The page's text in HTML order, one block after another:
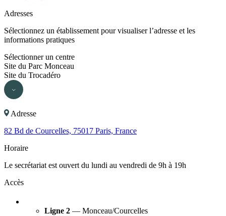
Adresses
Sélectionnez un établissement pour visualiser l’adresse et les
informations pratiques
Sélectionner un centre
Site du Parc Monceau
Site du Trocadéro
Adresse
82 Bd de Courcelles, 75017 Paris, France
Horaire
Le secrétariat est ouvert du lundi au vendredi de 9h à 19h
Accès
Ligne 2 — Monceau/Courcelles